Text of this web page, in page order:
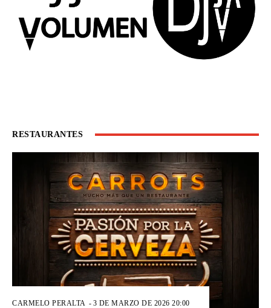
RESTAURANTES
CARMELO PERALTA - 3 DE MARZO DE 2026 20:00